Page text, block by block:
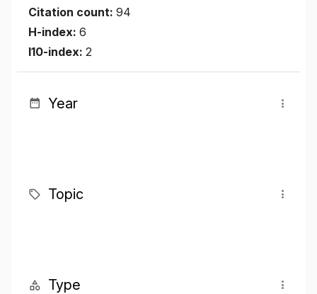
Citation count: 94
H-index: 6
I10-index: 2
Year
Topic
Type